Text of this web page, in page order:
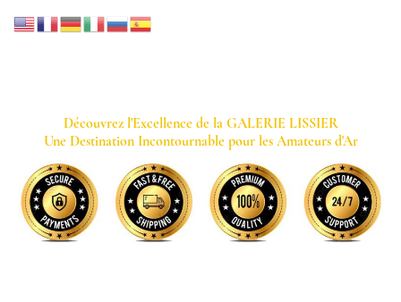
GALERIE LISSIER
Découvrez l'Excellence de la GALERIE LISSIER
Une Destination Incontournable pour les Amateurs d'Ar